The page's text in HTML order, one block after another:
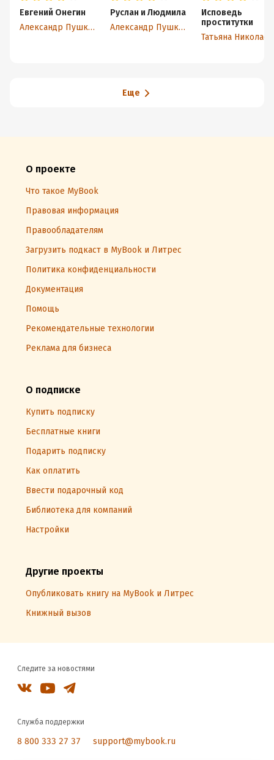
Евгений Онегин
Александр Пушкин
Руслан и Людмила
Александр Пушкин
Исповедь
проститутки
Татьяна
Еще
О проекте
Что такое MyBook
Правовая информация
Правообладателям
Загрузить подкаст в MyBook и Литрес
Политика конфиденциальности
Документация
Помощь
Рекомендательные технологии
Реклама для бизнеса
О подписке
Купить подписку
Бесплатные книги
Подарить подписку
Как оплатить
Ввести подарочный код
Библиотека для компаний
Настройки
Другие проекты
Опубликовать книгу на MyBook и Литрес
Книжный вызов
Следите за новостями
Служба поддержки
8 800 333 27 37 support@mybook.ru